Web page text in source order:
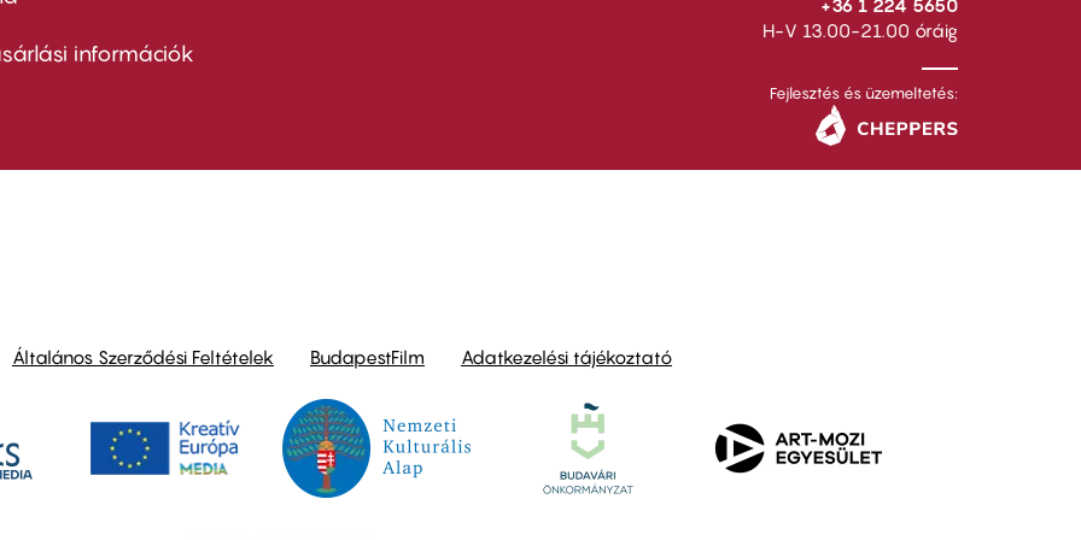
információk
+36 1 224 5650
H-V 13.00-21.00 óráig
Fejlesztés és üzemeltetés:
Általános Szerződési Feltételek BudapestFilm Adatkezelési tájékoztató